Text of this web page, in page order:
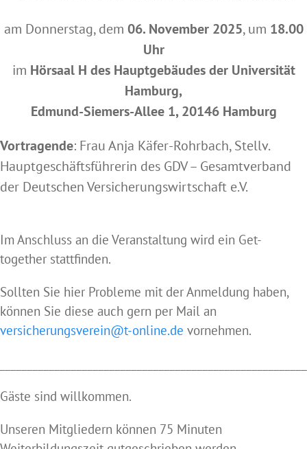
am Donnerstag, dem 06. November 2025, um 18.00
Uhr
im Hörsaal H des Hauptgebäudes der Universität
Hamburg,
Edmund-Siemers-Allee 1, 20146 Hamburg
Vortragende: Frau Anja Käfer-Rohrbach, Stellv.
Hauptgeschäftsführerin des GDV – Gesamtverband
der Deutschen Versicherungswirtschaft e.V.
Im Anschluss an die Veranstaltung wird ein Get-
together stattfinden.
Sollten Sie hier Probleme mit der Anmeldung haben,
können Sie diese auch gern per Mail an
versicherungsverein@t-online.de vornehmen.
Gäste sind willkommen.
Unseren Mitgliedern können 75 Minuten